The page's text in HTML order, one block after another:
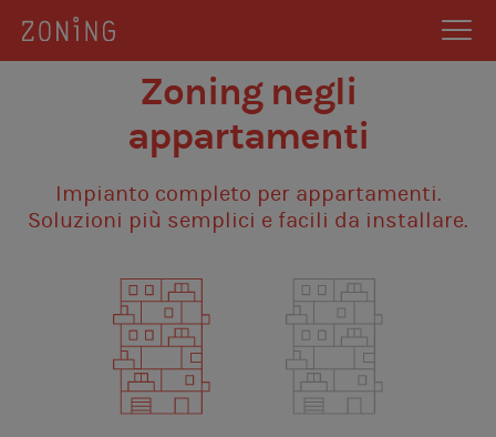
Zoning negli
appartamenti
Impianto completo per appartamenti.
Soluzioni più semplici e facili da installare.